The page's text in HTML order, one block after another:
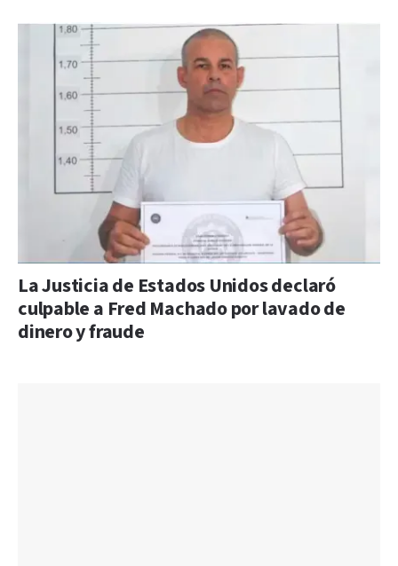
La Justicia de Estados Unidos declaró
culpable a Fred Machado por lavado de
dinero y fraude